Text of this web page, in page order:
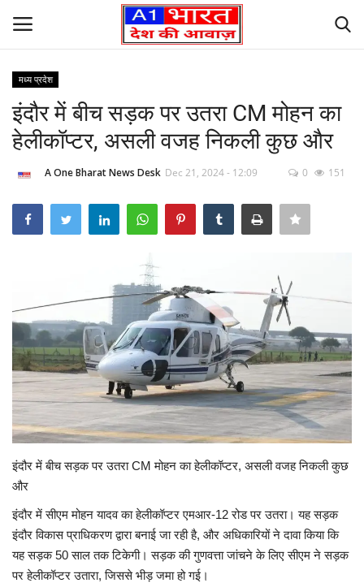
Home
Contact Us
अपराध
देश
टेक्नोलॉजी
राजनीति
राज्य
मनोरंजन
स्पोर्ट्स
मध्य प्रदेश
इंदौर में बीच सड़क पर उतरा CM मोहन का
हेलीकॉप्टर, असली वजह निकली कुछ और
A One Bharat News Desk Dec 21, 2024 - 12:09 0 151
इंदौर में बीच सड़क पर उतरा CM मोहन का हेलीकॉप्टर, असली वजह निकली कुछ
और
इंदौर में सीएम मोहन यादव का हेलीकॉप्टर एमआर-12 रोड पर उतरा। यह सड़क
इंदौर विकास प्राधिकरण द्वारा बनाई जा रही है, और अधिकारियों ने दावा किया कि
यह सड़क 50 साल तक टिकेगी। सड़क की गुणवत्ता जांचने के लिए सीएम ने सड़क
पर हेलीकॉप्टर उतारा, जिससे भीड़ जमा हो गई।